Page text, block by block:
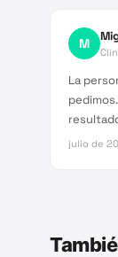
M
La
julio de